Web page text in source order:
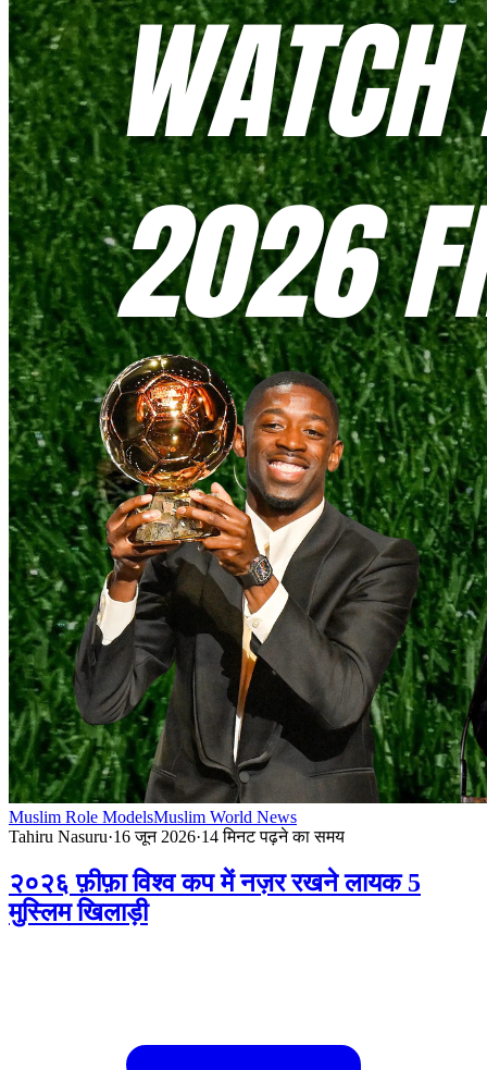
Muslim Role ModelsMuslim World News
Tahiru Nasuru·16 जून 2026·14 मिनट पढ़ने का समय
२०२६ फ़ीफ़ा विश्व कप में नज़र रखने लायक 5
मुस्लिम खिलाड़ी